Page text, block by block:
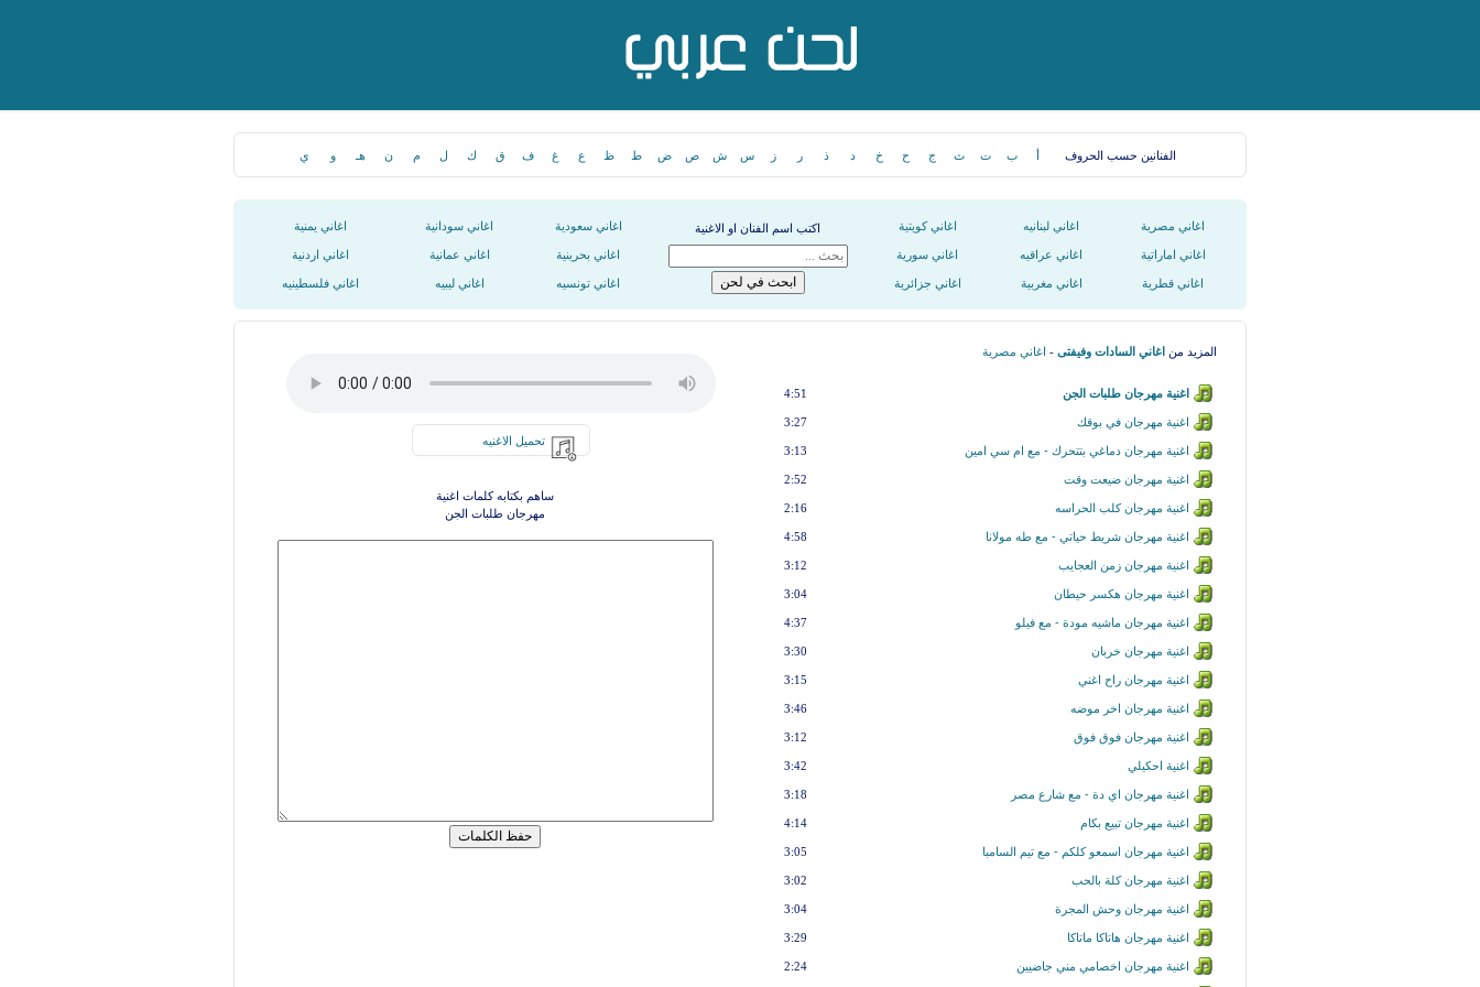
الفنانين حسب الحروف أ ب ت ث ج ح خ د ذ ر ز س ش ص ض ط ظ ع غ ف ق ك ل م ن هـ و ي
اغاني مصرية اغاني لبنانيه اغاني كويتية اكتب اسم الفنان او الاغنية اغاني سعودية اغاني سودانية اغاني يمنية
اغاني اماراتية اغاني عراقيه اغاني سورية اغاني بحرينية اغاني عمانية اغاني اردنية
اغاني قطرية اغاني مغربية اغاني جزائرية اغاني تونسيه اغاني ليبيه اغاني فلسطينيه
المزيد من اغاني السادات وفيفتى - اغاني مصرية
اغنية مهرجان طلبات الجن 4:51
اغنية مهرجان في بوقك 3:27
اغنية مهرجان دماغي بتتحرك - مع ام سي امين 3:13
اغنية مهرجان ضيعت وقت 2:52
اغنية مهرجان كلب الحراسه 2:16
اغنية مهرجان شريط حياتي - مع طه مولانا 4:58
اغنية مهرجان زمن العجايب 3:12
اغنية مهرجان هكسر حيطان 3:04
اغنية مهرجان ماشيه مودة - مع فيلو 4:37
اغنية مهرجان خربان 3:30
اغنية مهرجان راح اغني 3:15
اغنية مهرجان اخر موضه 3:46
اغنية مهرجان فوق فوق 3:12
اغنية احكيلي 3:42
اغنية مهرجان اي دة - مع شارع مصر 3:18
اغنية مهرجان تبيع بكام 4:14
اغنية مهرجان اسمعو كلكم - مع تيم السامبا 3:05
اغنية مهرجان كلة بالحب 3:02
اغنية مهرجان وحش المجرة 3:04
اغنية مهرجان هاتاكا ماتاكا 3:29
اغنية مهرجان اخصامي مني جاضيين 2:24
تحميل الاغنيه
ساهم بكتابه كلمات اغنية
مهرجان طلبات الجن